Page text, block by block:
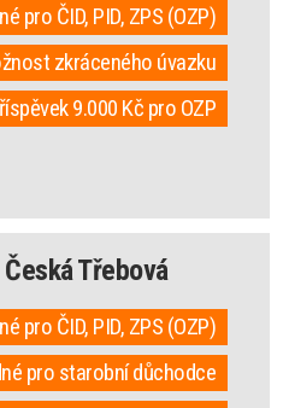
pro ČID, PID, ZPS (OZP)
zkráceného úvazku
9.000 Kč pro OZP
Třebová
pro ČID, PID, ZPS (OZP)
pro starobní důchodce